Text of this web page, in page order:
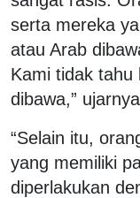
serta mereka
atau Arab
Kami tidak
dibawa,”
“Selain itu,
yang memiliki
diperlakukan